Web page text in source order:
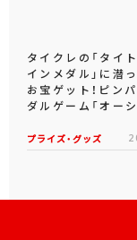
タイクレの「タイ
インメダル」に潜
お宝ゲット！ピン
ダルゲーム「オー
プライズ・グッズ